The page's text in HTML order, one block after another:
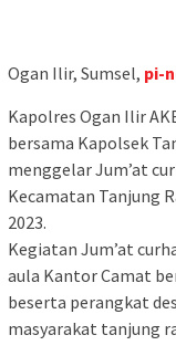
Ogan Ilir, Sumsel, pi-
Kapolres Ogan Ilir
bersama Kapolsek
menggelar Jum’at
Kecamatan Tanjung
2023.
Kegiatan Jum’at
aula Kantor Camat
beserta perangkat
masyarakat tanjung